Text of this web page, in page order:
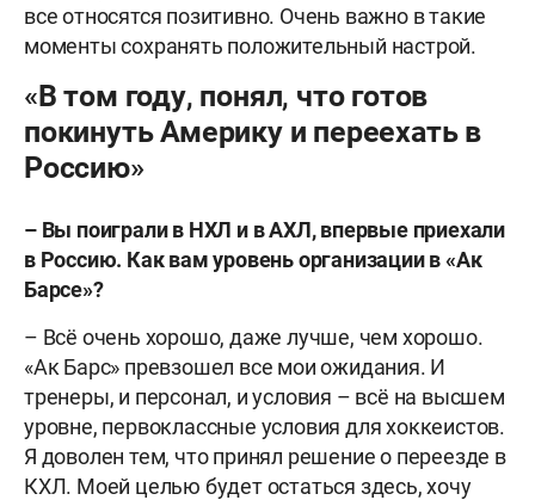
все относятся позитивно. Очень важно в такие
моменты сохранять положительный настрой.
«В том году, понял, что готов
покинуть Америку и переехать в
Россию»
– Вы поиграли в НХЛ и в АХЛ, впервые приехали
в Россию. Как вам уровень организации в «Ак
Барсе»?
– Всё очень хорошо, даже лучше, чем хорошо.
«Ак Барс» превзошел все мои ожидания. И
тренеры, и персонал, и условия – всё на высшем
уровне, первоклассные условия для хоккеистов.
Я доволен тем, что принял решение о переезде в
КХЛ. Моей целью будет остаться здесь, хочу